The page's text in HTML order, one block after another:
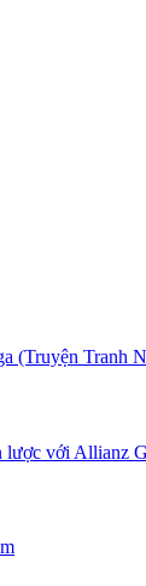
(Truyện Tranh
lược với Allianz